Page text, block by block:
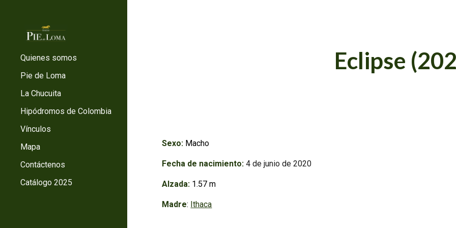
Quienes somos
Pie de Loma
La Chucuita
Hipódromos de Colombia
Vínculos
Mapa
Contáctenos
Catálogo 2025
Eclipse (20
Sexo: Macho
Fecha de nacimiento: 4 dejuniode 2020
Alzada: 1.57 m
Madre: Ithaca